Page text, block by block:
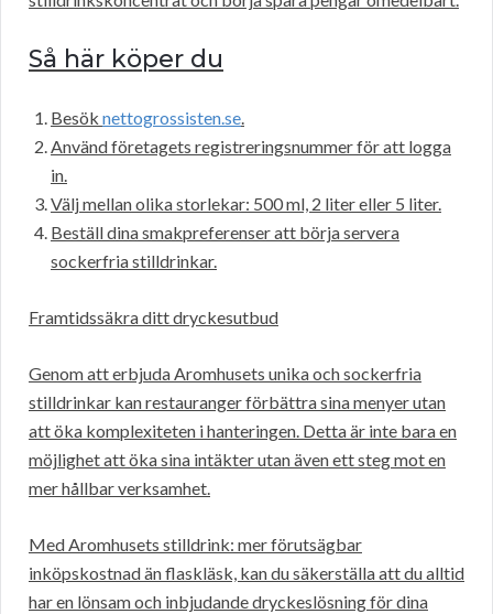
Så här köper du
Besök nettogrossisten.se.
Använd företagets registreringsnummer för att logga
in.
Välj mellan olika storlekar: 500 ml, 2 liter eller 5 liter.
Beställ dina smakpreferenser att börja servera
sockerfria stilldrinkar.
Framtidssäkra ditt dryckesutbud
Genom att erbjuda Aromhusets unika och sockerfria
stilldrinkar kan restauranger förbättra sina menyer utan
att öka komplexiteten i hanteringen. Detta är inte bara en
möjlighet att öka sina intäkter utan även ett steg mot en
mer hållbar verksamhet.
Med Aromhusets stilldrink: mer förutsägbar
inköpskostnad än flaskläsk, kan du säkerställa att du alltid
har en lönsam och inbjudande dryckeslösning för dina